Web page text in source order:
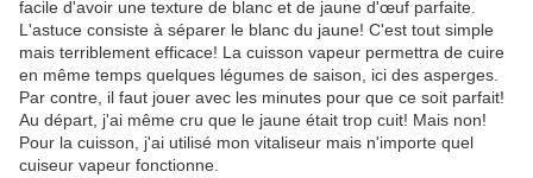
facile d'avoir une texture de blanc et de jaune d'œuf parfaite.
L'astuce consiste à séparer le blanc du jaune! C'est tout simple
mais terriblement efficace! La cuisson vapeur permettra de cuire
en même temps quelques légumes de saison, ici des asperges.
Par contre, il faut jouer avec les minutes pour que ce soit parfait!
Au départ, j'ai même cru que le jaune était trop cuit! Mais non!
Pour la cuisson, j'ai utilisé mon vitaliseur mais n'importe quel
cuiseur vapeur fonctionne.